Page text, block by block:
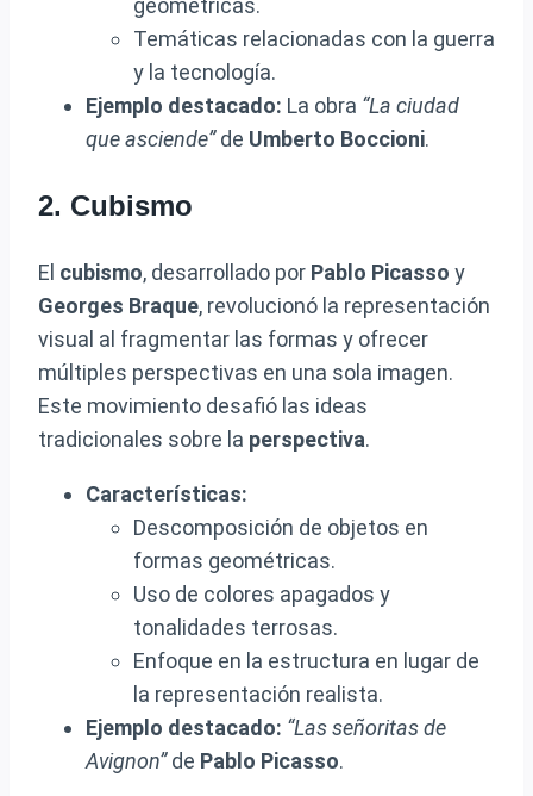
Temáticas relacionadas con la guerra
y la tecnología.
Ejemplo destacado: La obra “La ciudad
que asciende”de Umberto Boccioni.
2. Cubismo
El cubismo, desarrollado por Pablo Picasso y
Georges Braque, revolucionó la representación
visual al fragmentar las formas y ofrecer
múltiples perspectivas en una sola imagen.
Este movimiento desafió las ideas
tradicionales sobre la perspectiva.
Características:
Descomposición de objetos en
formas geométricas.
Uso de colores apagados y
tonalidades terrosas.
Enfoque en la estructura en lugar de
la representación realista.
Ejemplo destacado: “Las señoritas de
Avignon”de Pablo Picasso.